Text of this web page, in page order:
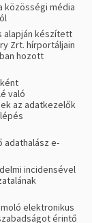
közösségi média
alapján készített
Zrt. hírportáljain
hozott
való
az adatkezelők
adathalász e-
incidensével
elektronikus
érintő